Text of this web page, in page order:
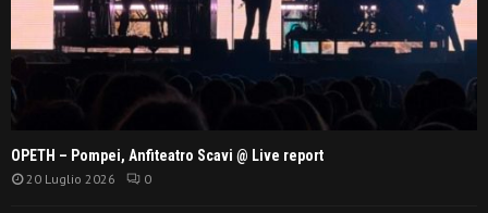
OPETH – Pompei, Anfiteatro Scavi @ Live report
20 Luglio 2026 0